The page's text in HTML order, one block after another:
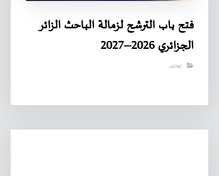
فتح باب الترشح لزمالة الباحث الزائر
الجزائري 2026–2027
إعلانات